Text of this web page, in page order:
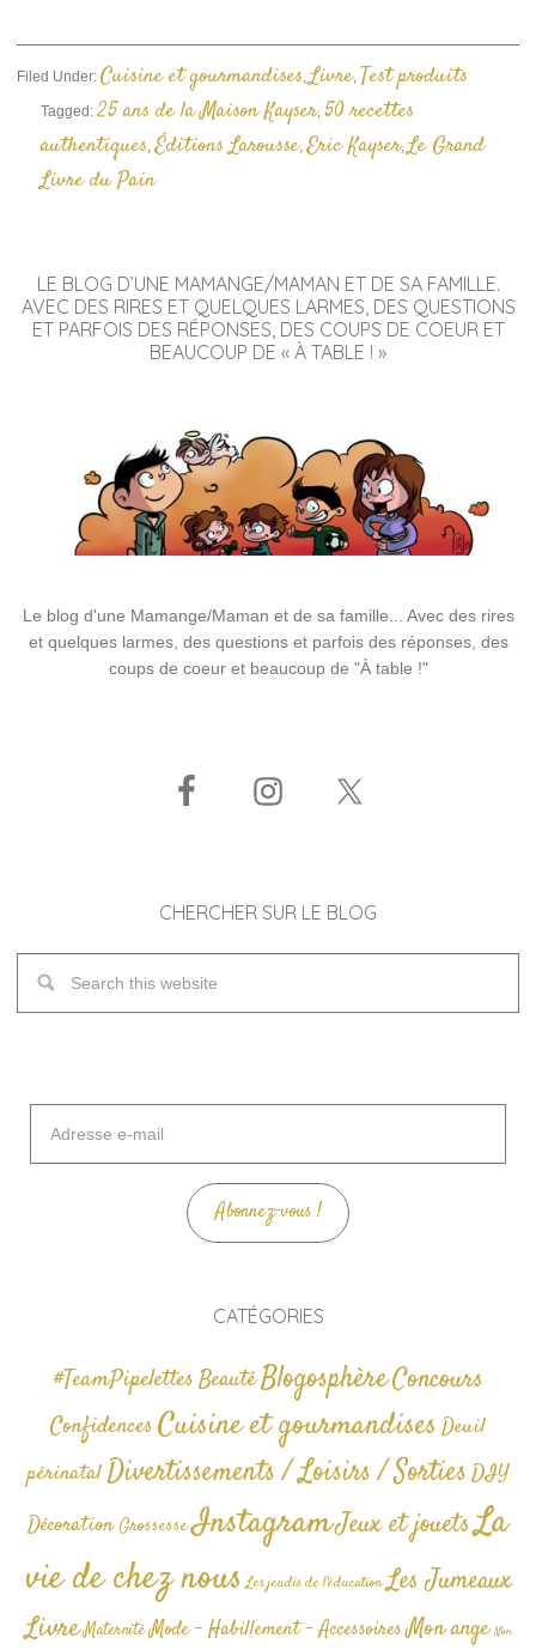
Filed Under:Cuisine et gourmandises,Livre, Test produits
Tagged:25 ans de la Maison Kayser,50 recettes
authentiques,Éditions Larousse,Eric Kayser,Le Grand
Livre du Pain
LE BLOG D’UNE MAMANGE/MAMAN ET DE SA FAMILLE.
AVEC DES RIRES ET QUELQUES LARMES, DES QUESTIONS
ET PARFOIS DES RÉPONSES, DES COUPS DE COEUR ET
BEAUCOUP DE « À TABLE ! »
Le blog d'une Mamange/Maman et de sa famille... Avec des rires
et quelques larmes, des questions et parfois des réponses, des
coups de coeur et beaucoup de "À table !"
CHERCHER SUR LE BLOG
mail
Abonnez-vous !
CATÉGORIES
#TeamPipelettesBeautéBlogosphèreConcours
Confidences Cuisine et gourmandises Deuil
périnatalDivertissements / Loisirs / SortiesDIY
Décoration GrossesseInstagramJeux et jouetsLa
vie de chez nous Les jeudis de l'éducation Les Jumeaux
Livre Maternité Mode - Habillement - AccessoiresMon ange Non